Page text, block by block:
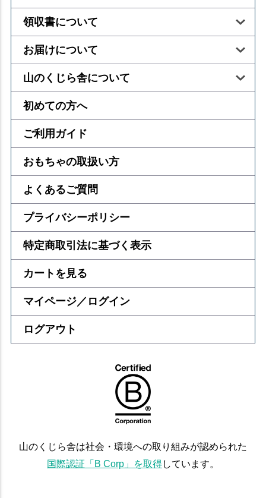
領収書について
お届けについて
山のくじら舎について
初めての方へ
ご利用ガイド
おもちゃの取扱い方
よくあるご質問
プライバシーポリシー
特定商取引法に基づく表示
カートを見る
マイページ／ログイン
ログアウト
山のくじら舎は社会・環境への取り組みが認められた
国際認証「B Corp」を取得しています。